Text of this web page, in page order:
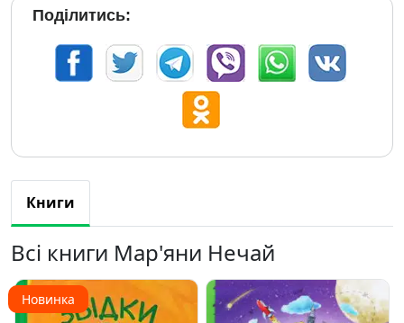
Поділитись:
Книги
Всі книги Мар'яни Нечай
Новинка